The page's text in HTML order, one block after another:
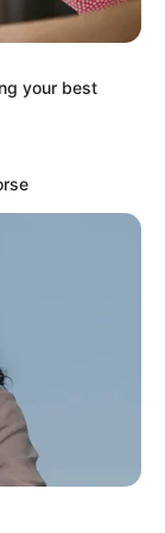
al Mundial de
polémica
del
Rodríguez
your best